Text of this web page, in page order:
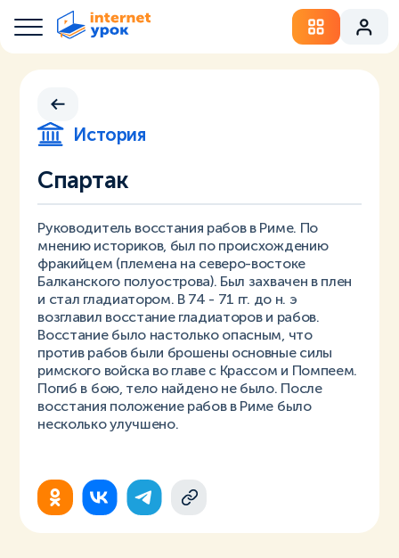
История
Спартак
Руководитель восстания рабов в Риме. По
мнению историков, был по происхождению
фракийцем (племена на северо-востоке
Балканского полуострова). Был захвачен в плен
и стал гладиатором. В 74 - 71 гг. до н. э
возглавил восстание гладиаторов и рабов.
Восстание было настолько опасным, что
против рабов были брошены основные силы
римского войска во главе с Крассом и Помпеем.
Погиб в бою, тело найдено не было. После
восстания положение рабов в Риме было
несколько улучшено.